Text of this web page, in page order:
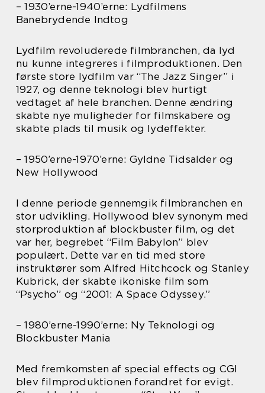
– 1930’erne-1940’erne: Lydfilmens
Banebrydende Indtog
Lydfilm revoluderede filmbranchen, da lyd
nu kunne integreres i filmproduktionen. Den
første store lydfilm var “The Jazz Singer” i
1927, og denne teknologi blev hurtigt
vedtaget af hele branchen. Denne ændring
skabte nye muligheder for filmskabere og
skabte plads til musik og lydeffekter.
– 1950’erne-1970’erne: Gyldne Tidsalder og
New Hollywood
I denne periode gennemgik filmbranchen en
stor udvikling. Hollywood blev synonym med
storproduktion af blockbuster film, og det
var her, begrebet “Film Babylon” blev
populært. Dette var en tid med store
instruktører som Alfred Hitchcock og Stanley
Kubrick, der skabte ikoniske film som
“Psycho” og “2001: A Space Odyssey.”
– 1980’erne-1990’erne: Ny Teknologi og
Blockbuster Mania
Med fremkomsten af special effects og CGI
blev filmproduktionen forandret for evigt.